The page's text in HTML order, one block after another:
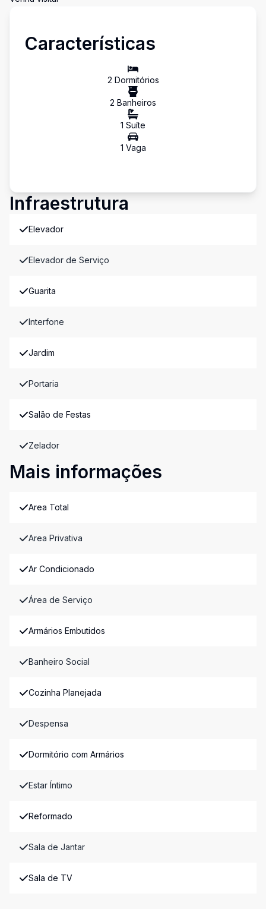
Características
2 Dormitórios
2 Banheiros
1 Suíte
1 Vaga
Infraestrutura
Elevador
Elevador de Serviço
Guarita
Interfone
Jardim
Portaria
Salão de Festas
Zelador
Mais informações
Area Total
Area Privativa
Ar Condicionado
Área de Serviço
Armários Embutidos
Banheiro Social
Cozinha Planejada
Despensa
Dormitório com Armários
Estar Íntimo
Reformado
Sala de Jantar
Sala de TV